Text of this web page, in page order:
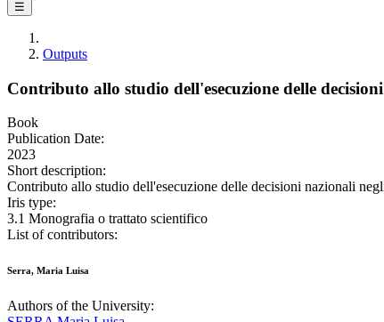
☰
Outputs
Contributo allo studio dell'esecuzione delle
Book
Publication Date:
2023
Short description:
Contributo allo studio dell'esecuzione delle decisioni nazionali
Iris type:
3.1 Monografia o trattato scientifico
List of contributors:
Serra, Maria Luisa
Authors of the University: